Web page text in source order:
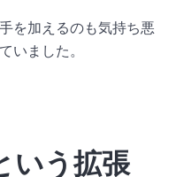
を加えるのも気持ち悪
いました。
いう拡張